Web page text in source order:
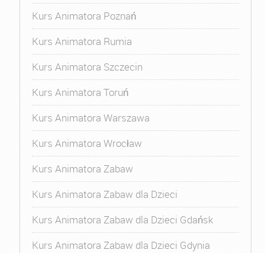
Kurs Animatora Poznań
Kurs Animatora Rumia
Kurs Animatora Szczecin
Kurs Animatora Toruń
Kurs Animatora Warszawa
Kurs Animatora Wrocław
Kurs Animatora Zabaw
Kurs Animatora Zabaw dla Dzieci
Kurs Animatora Zabaw dla Dzieci Gdańsk
Kurs Animatora Zabaw dla Dzieci Gdynia